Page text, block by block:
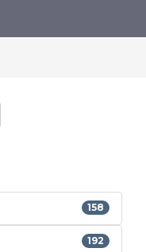
158
192